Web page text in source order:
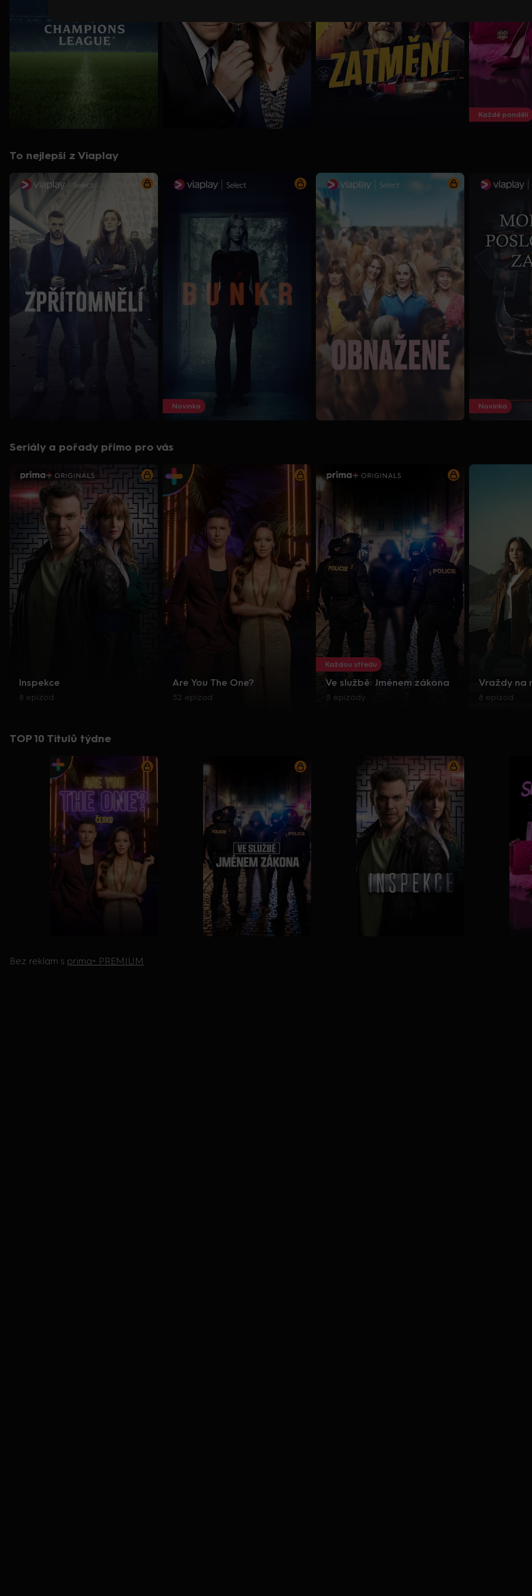
Každé pondělí
To nejlepší z Viaplay
Novinka Novinka
Seriály a pořady přímo pro vás
Inspekce
8 epizod
Are You The One?
32 epizod
Každou středu
Ve službě: Jménem zákona
3 epizody
Vraždy na
8 epizod
TOP 10 Titulů týdne
Bez reklam s prima+ PREMIUM